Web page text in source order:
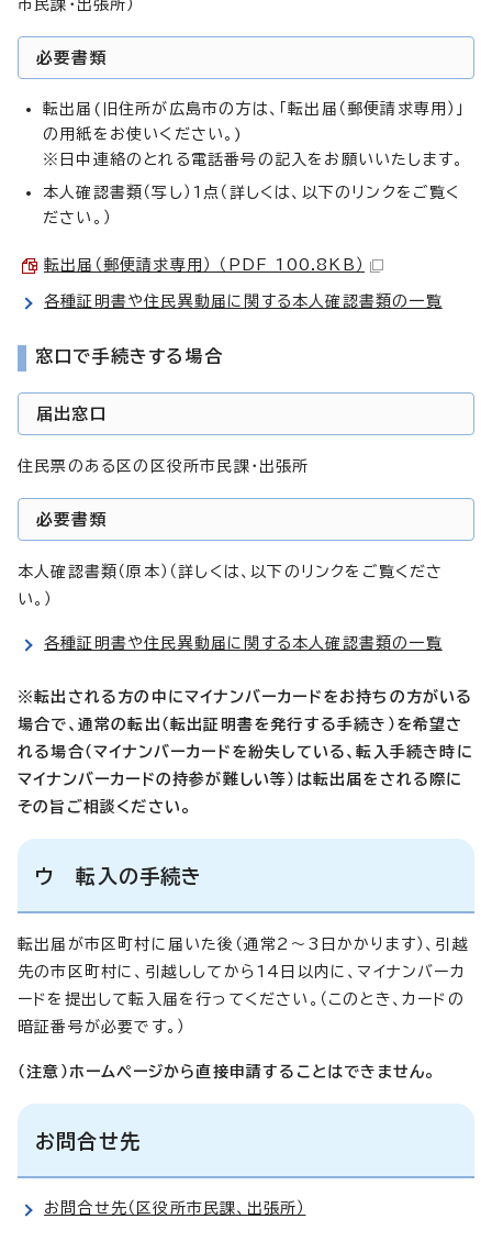
市民課・出張所）
必要書類
転出届(旧住所が広島市の方は、「転出届（郵便請求専用）」
の用紙をお使いください。)
※日中連絡のとれる電話番号の記入をお願いいたします。
本人確認書類（写し）1点（詳しくは、以下のリンクをご覧く
ださい。）
転出届（郵便請求専用） （PDF 100.8KB）
各種証明書や住民異動届に関する本人確認書類の一覧
窓口で手続きする場合
届出窓口
住民票のある区の区役所市民課・出張所
必要書類
本人確認書類（原本）（詳しくは、以下のリンクをご覧くださ
い。）
各種証明書や住民異動届に関する本人確認書類の一覧
※転出される方の中にマイナンバーカードをお持ちの方がいる
場合で、通常の転出（転出証明書を発行する手続き）を希望さ
れる場合（マイナンバーカードを紛失している、転入手続き時に
マイナンバーカードの持参が難しい等）は転出届をされる際に
その旨ご相談ください。
ウ 転入の手続き
転出届が市区町村に届いた後（通常2～3日かかります）、引越
先の市区町村に、引越ししてから14日以内に、マイナンバーカ
ードを提出して転入届を行ってください。（このとき、カードの
暗証番号が必要です。）
（注意）ホームページから直接申請することはできません。
お問合せ先
お問合せ先（区役所市民課、出張所）